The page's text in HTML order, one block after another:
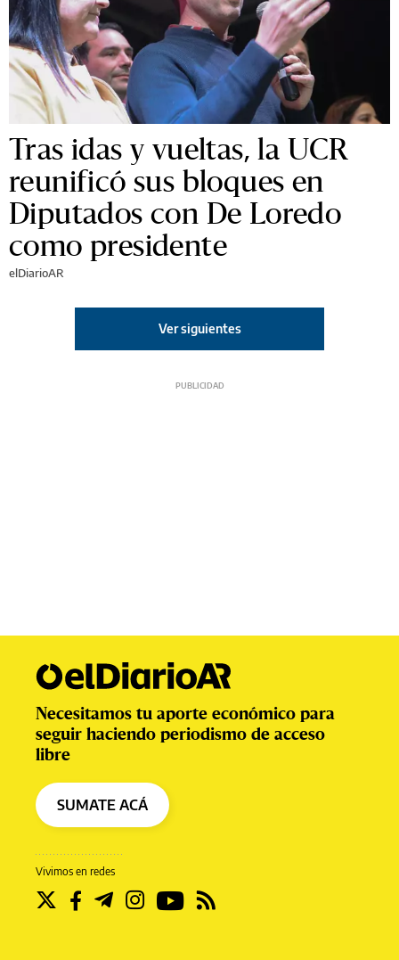
Tras idas y vueltas, la UCR
reunificó sus bloques en
Diputados con De Loredo
como presidente
elDiarioAR
Ver siguientes
Vivimos en redes
Necesitamos tu aporte económico para
seguir haciendo periodismo de acceso
libre
SUMATE ACÁ